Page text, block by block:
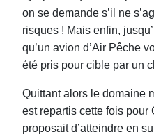
on se demande s’il ne
risques ! Mais enfin,
qu’un avion d’Air Pêche
été pris pour cible par un
Quittant alors le domaine
est repartis cette fois pour
proposait d’atteindre en